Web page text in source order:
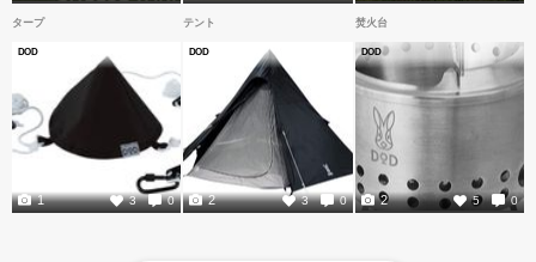
タープ
DOD
3 0
1
テント
DOD
3 0
2
焚火台
DOD
5 0
2